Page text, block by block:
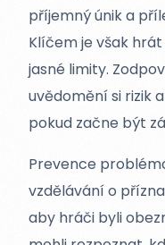
příjemný únik a
Klíčem je však
jasné limity.
uvědomění si rizik
pokud začne být
Prevence
vzdělávání o
aby hráči byli